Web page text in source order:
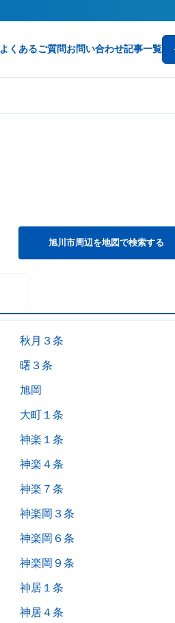
よくあるご質問お問い合わせ記事一覧
旭川市周辺を地図で検索する
秋月３条
曙３条
旭岡
大町１条
神楽１条
神楽４条
神楽７条
神楽岡３条
神楽岡６条
神楽岡９条
神居１条
神居４条